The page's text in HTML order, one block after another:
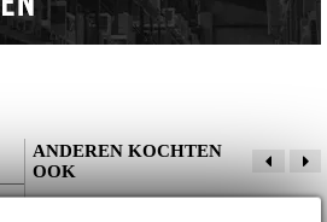
ANDEREN KOCHTEN
OOK